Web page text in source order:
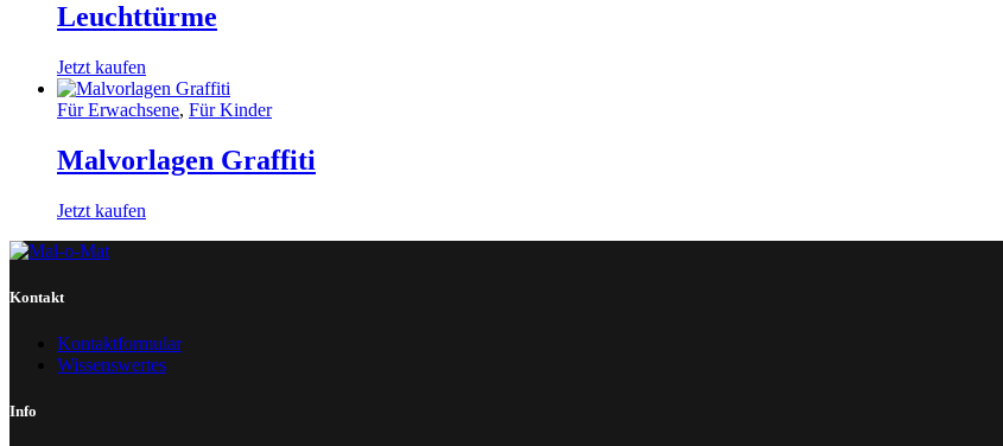
Leuchttürme
Jetzt kaufen
Für Erwachsene, Für Kinder
Malvorlagen Graffiti
Jetzt kaufen
Kontakt
Kontaktformular
Wissenswertes
Info